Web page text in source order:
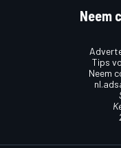
Neem
Tips
Neem